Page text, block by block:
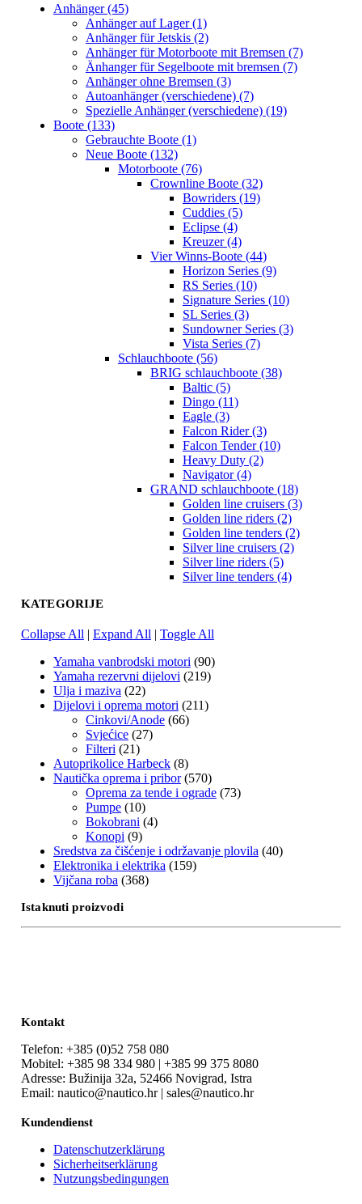
Anhänger (45)
Anhänger auf Lager (1)
Anhänger für Jetskis (2)
Anhänger für Motorboote mit Bremsen (7)
Änhanger für Segelboote mit bremsen (7)
Anhänger ohne Bremsen (3)
Autoanhänger (verschiedene) (7)
Spezielle Anhänger (verschiedene) (19)
Boote (133)
Gebrauchte Boote (1)
Neue Boote (132)
Motorboote (76)
Crownline Boote (32)
Bowriders (19)
Cuddies (5)
Eclipse (4)
Kreuzer (4)
Vier Winns-Boote (44)
Horizon Series (9)
RS Series (10)
Signature Series (10)
SL Series (3)
Sundowner Series (3)
Vista Series (7)
Schlauchboote (56)
BRIG schlauchboote (38)
Baltic (5)
Dingo (11)
Eagle (3)
Falcon Rider (3)
Falcon Tender (10)
Heavy Duty (2)
Navigator (4)
GRAND schlauchboote (18)
Golden line cruisers (3)
Golden line riders (2)
Golden line tenders (2)
Silver line cruisers (2)
Silver line riders (5)
Silver line tenders (4)
KATEGORIJE
Collapse All | Expand All | Toggle All
Yamaha vanbrodski motori (90)
Yamaha rezervni dijelovi (219)
Ulja i maziva (22)
Dijelovi i oprema motori (211)
Cinkovi/Anode (66)
Svjećice (27)
Filteri (21)
Autoprikolice Harbeck (8)
Nautička oprema i pribor (570)
Oprema za tende i ograde (73)
Pumpe (10)
Bokobrani (4)
Konopi (9)
Sredstva za čišćenje i održavanje plovila (40)
Elektronika i elektrika (159)
Vijčana roba (368)
Istaknuti proizvodi
Kontakt
Telefon: +385 (0)52 758 080
Mobitel: +385 98 334 980 | +385 99 375 8080
Adresse: Bužinija 32a, 52466 Novigrad, Istra
Email: nautico@nautico.hr | sales@nautico.hr
Kundendienst
Datenschutzerklärung
Sicherheitserklärung
Nutzungsbedingungen